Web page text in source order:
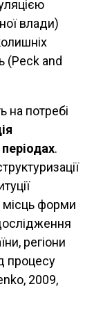
влади)
(Peck and
на потребі
.
місць форми
регіони
процесу
2009,